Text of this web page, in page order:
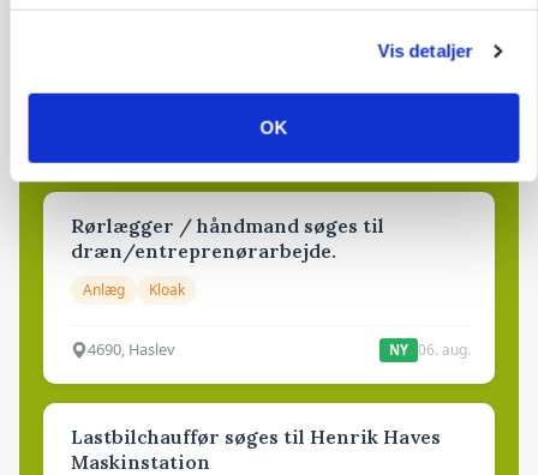
Vis detaljer
OK
Elevplads tilbydes ved Ringkøbing /
Rørlægger / håndmand søges til
dræn/entreprenørarbejde.
Anlæg Kloak
4690, Haslev NY 06. aug.
Lastbilchauffør søges til Henrik Haves
Maskinstation